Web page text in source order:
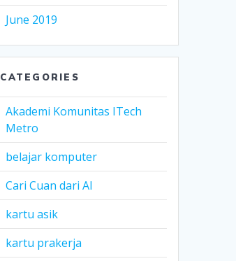
June 2019
CATEGORIES
Akademi Komunitas ITech
Metro
belajar komputer
Cari Cuan dari AI
kartu asik
kartu prakerja